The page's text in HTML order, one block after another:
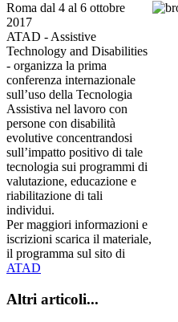
Roma dal 4 al 6 ottobre
2017
ATAD - Assistive
Technology and Disabilities
- organizza la prima
conferenza internazionale
sull’uso della Tecnologia
Assistiva nel lavoro con
persone con disabilità
evolutive concentrandosi
sull’impatto positivo di tale
tecnologia sui programmi di
valutazione, educazione e
riabilitazione di tali
individui.
Per maggiori informazioni e
iscrizioni scarica il materiale,
il programma sul sito di
ATAD
Altri articoli...